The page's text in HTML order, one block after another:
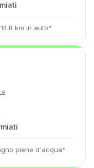
km in auto*
piene d'acqua*